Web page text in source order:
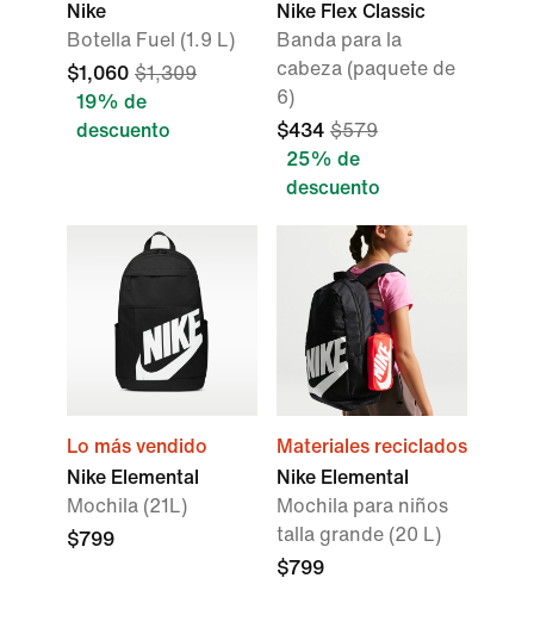
Nike
Botella Fuel (1.9 L)
$1,060 $1,309
19% de
descuento
Nike Flex Classic
Banda para la
cabeza (paquete de
6)
$434 $579
25% de
descuento
Lo más vendido
Nike Elemental
Mochila (21L)
$799
Materiales reciclados
Nike Elemental
Mochila para niños
talla grande (20 L)
$799